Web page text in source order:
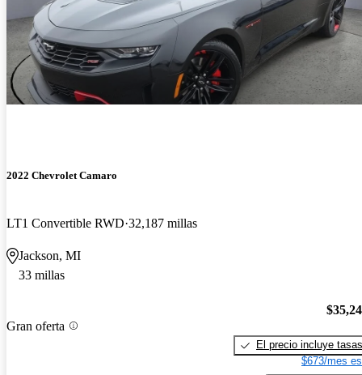
2022 Chevrolet Camaro
LT1 Convertible RWD 32,187 millas
Jackson, MI
33 millas
Gran oferta
El precio incluye tasas
$673/mes